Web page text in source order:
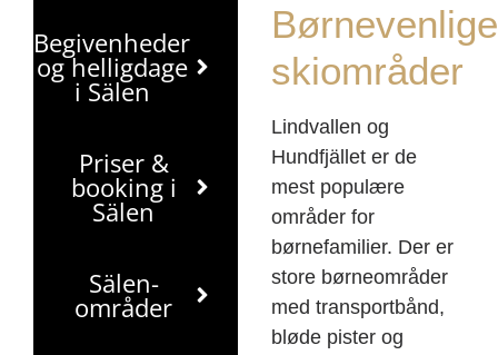
Begivenheder
og helligdage
i Sälen
Priser &
booking i
Sälen
Sälen-
områder
Børnevenlige
skiområder
Lindvallen og
Hundfjället er de
mest populære
områder for
børnefamilier. Der er
store børneområder
med transportbånd,
bløde pister og